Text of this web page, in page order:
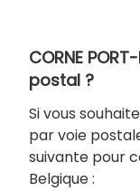
CORNE
postal ?
Si vous
par voie
suivante pour
Belgique :